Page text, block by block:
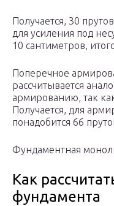
Получается, 30
для усиления под
10 сантиметров,
Поперечное
рассчитывается
армированию, так
Получается, для
понадобится 66
Фундаментная
Как
фундамента